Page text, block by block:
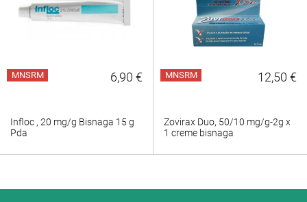
MNSRM 6,90 €
Infloc , 20 mg/g Bisnaga 15 g
Pda
MNSRM 12,50 €
Zovirax Duo, 50/10 mg/g-2g x
1 creme bisnaga